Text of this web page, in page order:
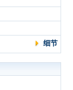
细节